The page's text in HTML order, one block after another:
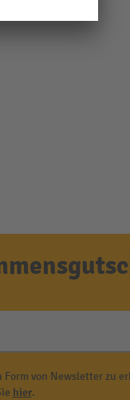
von Newsletter zu
hier.